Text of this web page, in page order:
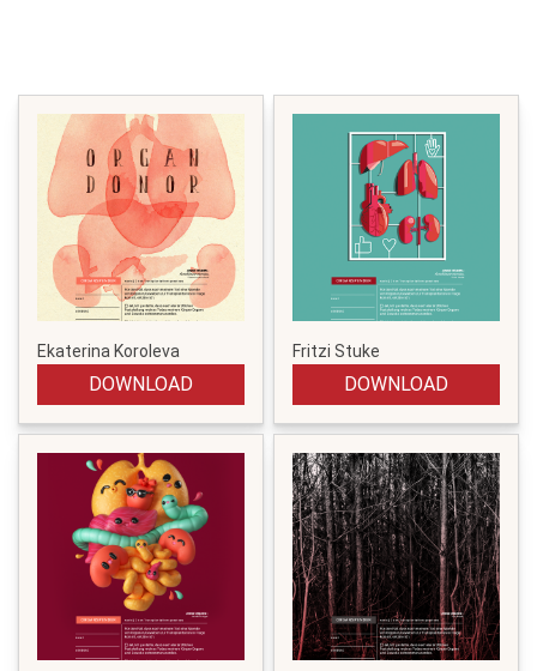
Ekaterina Koroleva
DOWNLOAD
Fritzi Stuke
DOWNLOAD